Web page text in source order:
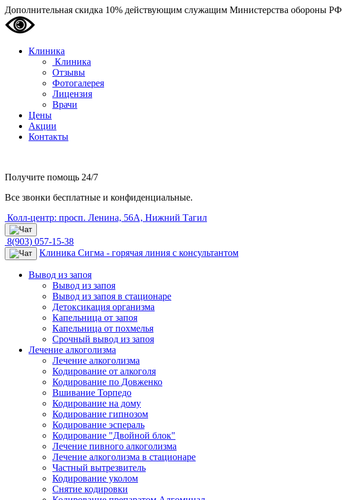
Дополнительная скидка 10% действующим служащим Министерства обороны РФ
Клиника
Клиника
Отзывы
Фотогалерея
Лицензия
Врачи
Цены
Акции
Контакты
Получите помощь 24/7
Все звонки бесплатные и конфиденциальные.
Колл-центр: просп. Ленина, 56А, Нижний Тагил
8(903) 057-15-38
Клиника Сигма - горячая линия с консультантом
Вывод из запоя
Вывод из запоя
Вывод из запоя в стационаре
Детоксикация организма
Капельница от запоя
Капельница от похмелья
Срочный вывод из запоя
Лечение алкоголизма
Лечение алкоголизма
Кодирование от алкоголя
Кодирование по Довженко
Вшивание Торпедо
Кодирование на дому
Кодирование гипнозом
Кодирование эспераль
Кодирование "Двойной блок"
Лечение пивного алкоголизма
Лечение алкоголизма в стационаре
Частный вытрезвитель
Кодирование уколом
Снятие кодировки